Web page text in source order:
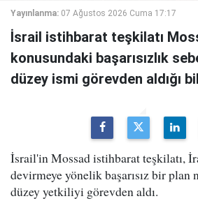
Yayınlanma: 07 Ağustos 2026 Cuma 17:17
İsrail istihbarat teşkilatı
konusundaki başarısızlık
düzey ismi görevden aldığı
İsrail'in Mossad istihbarat teşkilatı,
devirmeye yönelik başarısız bir plan
düzey yetkiliyi görevden aldı.